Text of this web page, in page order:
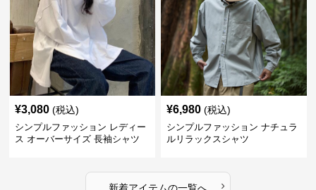
¥3,080 (税込)
シンプルファッション レディー
ス オーバーサイズ 長袖シャツ
¥6,980 (税込)
シンプルファッション ナチュラ
ルリラックスシャツ
›